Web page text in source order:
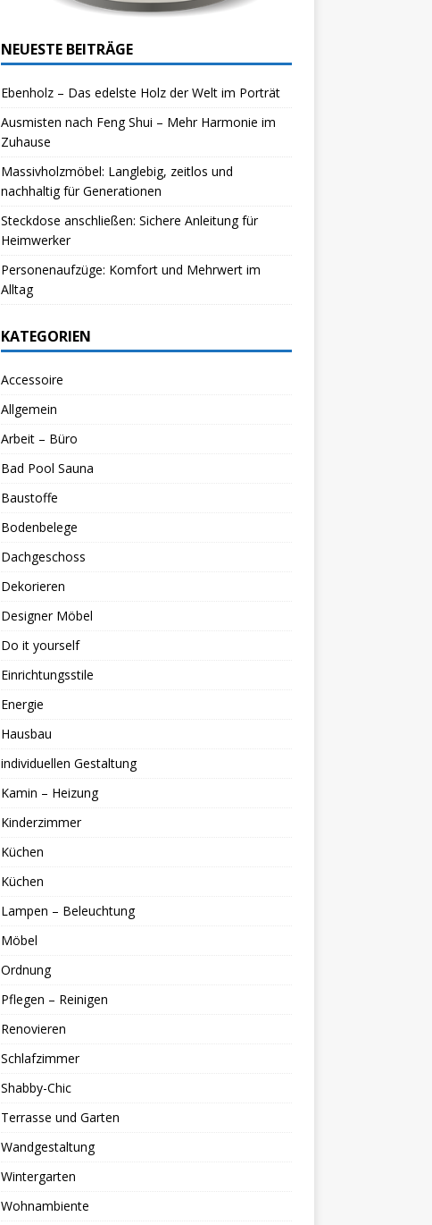
NEUESTE BEITRÄGE
Ebenholz – Das edelste Holz der Welt im Porträt
Ausmisten nach Feng Shui – Mehr Harmonie im
Zuhause
Massivholzmöbel: Langlebig, zeitlos und
nachhaltig für Generationen
Steckdose anschließen: Sichere Anleitung für
Heimwerker
Personenaufzüge: Komfort und Mehrwert im
Alltag
KATEGORIEN
Accessoire
Allgemein
Arbeit – Büro
Bad Pool Sauna
Baustoffe
Bodenbelege
Dachgeschoss
Dekorieren
Designer Möbel
Do it yourself
Einrichtungsstile
Energie
Hausbau
individuellen Gestaltung
Kamin – Heizung
Kinderzimmer
Küchen
Küchen
Lampen – Beleuchtung
Möbel
Ordnung
Pflegen – Reinigen
Renovieren
Schlafzimmer
Shabby-Chic
Terrasse und Garten
Wandgestaltung
Wintergarten
Wohnambiente